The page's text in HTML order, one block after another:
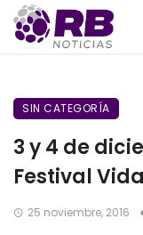
SIN CATEGORÍA
3 y 4 de
Festival
25 noviembre, 2016